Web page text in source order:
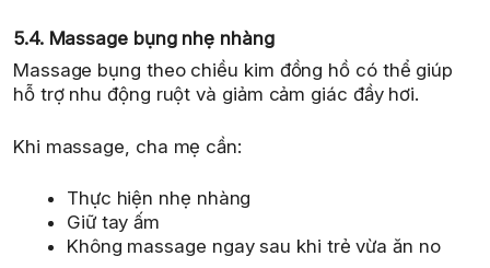
5.4. Massage bụng nhẹ nhàng
Massage bụng theo chiều kim đồng hồ có thể giúp
hỗ trợ nhu động ruột và giảm cảm giác đầy hơi.
Khi massage, cha mẹ cần:
Thực hiện nhẹ nhàng
Giữ tay ấm
Không massage ngay sau khi trẻ vừa ăn no